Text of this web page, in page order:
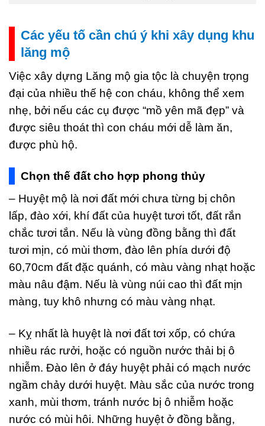
Các yếu tố cần chú ý khi xây dụng khu
lăng mộ
Việc xây dựng Lăng mộ gia tộc là chuyện trọng
đại của nhiều thế hệ con cháu, không thể xem
nhẹ, bởi nếu các cụ được “mồ yên mã đẹp” và
được siêu thoát thì con cháu mới dễ làm ăn,
được phù hộ.
Chọn thế đất cho hợp phong thủy
– Huyệt mộ là nơi đất mới chưa từng bị chôn
lấp, đào xới, khí đất của huyệt tươi tốt, đất rắn
chắc tươi tắn. Nếu là vùng đồng bằng thì đất
tươi mịn, có mùi thơm, đào lên phía dưới độ
60,70cm đất đặc quánh, có màu vàng nhạt hoặc
màu nâu đậm. Nếu là vùng núi cao thì đất mịn
màng, tuy khô nhưng có màu vàng nhạt.
– Kỵ nhất là huyệt là nơi đất tơi xốp, có chứa
nhiều rác rưởi, hoặc có nguồn nước thải bị ô
nhiễm. Đào lên ở đáy huyệt phải có mạch nước
ngầm chảy dưới huyệt. Màu sắc của nước trong
xanh, mùi thơm, tránh nước bị ô nhiễm hoặc
nước có mùi hôi. Những huyệt ở đồng bằng,